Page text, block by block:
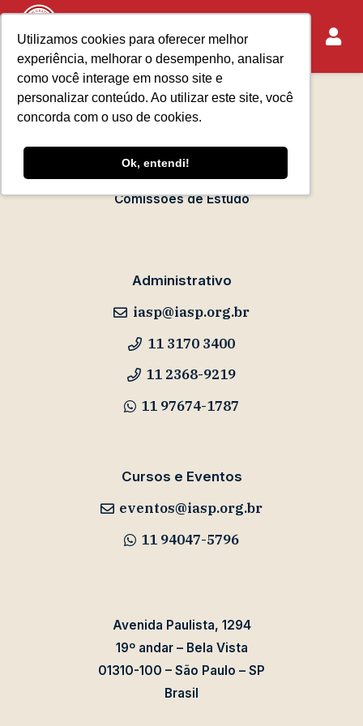
Utilizamos cookies para oferecer melhor
experiência, melhorar o desempenho, analisar
como você interage em nosso site e
personalizar conteúdo. Ao utilizar este site, você
concorda com o uso de cookies.
Ok, entendi!
Sobre o IASP
Requisitos de Associação
Escola Paulista de Advocacia
Acontece no IASP
Eventos
Comissões de Estudo
Administrativo
iasp@iasp.org.br
11 3170 3400
11 2368-9219
11 97674-1787
Cursos e Eventos
eventos@iasp.org.br
11 94047-5796
Avenida Paulista, 1294
19º andar – Bela Vista
01310-100 – São Paulo – SP
Brasil